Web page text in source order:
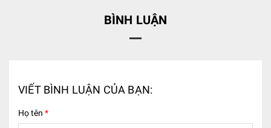
BÌNH LUẬN
VIẾT BÌNH LUẬN CỦA BẠN:
Họ tên *